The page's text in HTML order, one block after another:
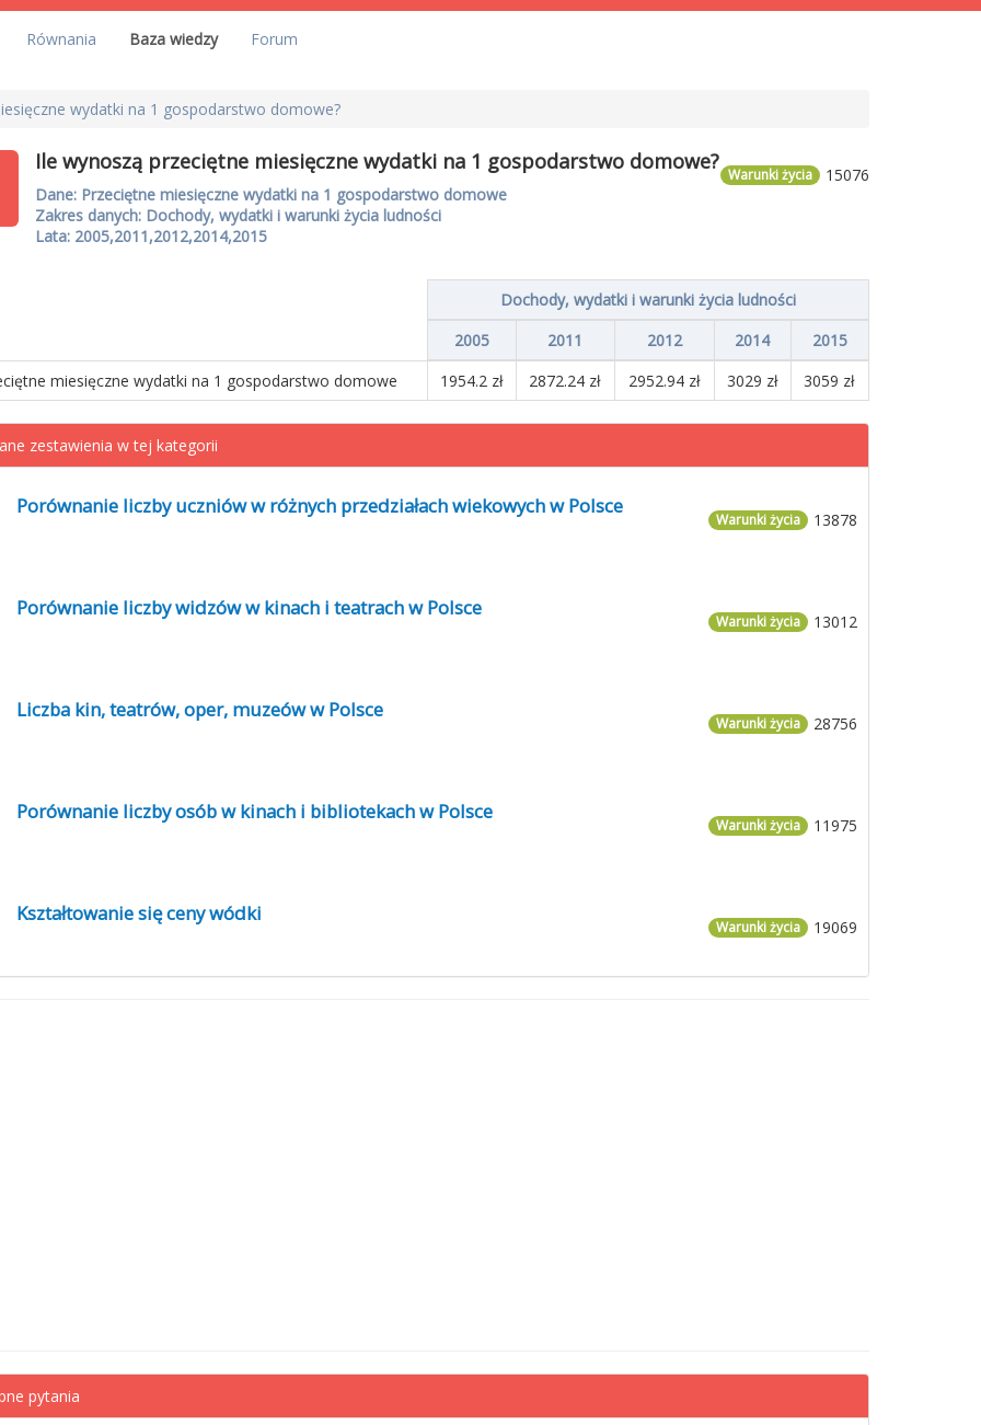
Równania Baza wiedzy Forum
wydatki na 1 gospodarstwo domowe?
15076
Warunki życia
Ile wynoszą przeciętne miesięczne wydatki na 1 gospodarstwo domowe?
Dane: Przeciętne miesięczne wydatki na 1 gospodarstwo domowe
Zakres danych: Dochody, wydatki i warunki życia ludności
Lata: 2005,2011,2012,2014,2015
Dochody, wydatki i warunki życia ludności
2005
2011 2012 2014
2015
miesięczne wydatki na 1 gospodarstwo domowe
1954.2 zł 2872.24 zł 2952.94 zł 3029 zł 3059 zł
zestawienia w tej kategorii
13878
Warunki życia
Porównanie liczby uczniów w różnych przedziałach wiekowych w Polsce
13012
Warunki życia
Porównanie liczby widzów w kinach i teatrach w Polsce
28756
Warunki życia
Liczba kin, teatrów, oper, muzeów w Polsce
11975
Warunki życia
Porównanie liczby osób w kinach i bibliotekach w Polsce
19069
Warunki życia
Kształtowanie się ceny wódki
pytania